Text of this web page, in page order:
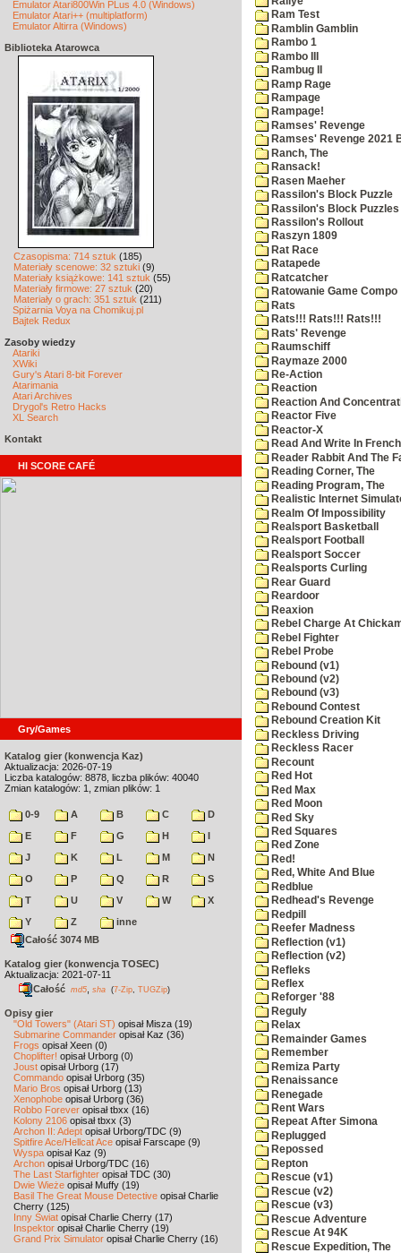
Emulator Atari800Win PLus 4.0 (Windows)
Emulator Atari++ (multiplatform)
Emulator Altirra (Windows)
Biblioteka Atarowca
Czasopisma: 714 sztuk (185)
Materiały scenowe: 32 sztuki (9)
Materiały książkowe: 141 sztuk (55)
Materiały firmowe: 27 sztuk (20)
Materiały o grach: 351 sztuk (211)
Spiżarnia Voya na Chomikuj.pl
Bajtek Redux
Zasoby wiedzy
Atariki
XWiki
Gury's Atari 8-bit Forever
Atarimania
Atari Archives
Drygol's Retro Hacks
XL Search
Kontakt
HI SCORE CAFÉ
Gry/Games
Katalog gier (konwencja Kaz)
Aktualizacja: 2026-07-19
Liczba katalogów: 8878, liczba plików: 40040
Zmian katalogów: 1, zmian plików: 1
0-9 A B C
D
E
F G H
I
J
K L M
N
O
P Q R
S
T
U V W
X
Y
Z
inne
Całość 3074 MB
Katalog gier (konwencja TOSEC)
Aktualizacja: 2021-07-11
Całość md5 sha (7-Zip TUGZip)
Opisy gier
"Old Towers" (Atari ST) opisał Misza (19)
Submarine Commander opisał Kaz (36)
Frogs opisał Xeen (0)
Choplifter! opisał Urborg (0)
Joust opisał Urborg (17)
Commando opisał Urborg (35)
Mario Bros opisał Urborg (13)
Xenophobe opisał Urborg (36)
Robbo Forever opisał tbxx (16)
Kolony 2106 opisał tbxx (3)
Archon II: Adept opisał Urborg/TDC (9)
Spitfire Ace/Hellcat Ace opisał Farscape (9)
Wyspa opisał Kaz (9)
Archon opisał Urborg/TDC (16)
The Last Starfighter opisał TDC (30)
Dwie Wieże opisał Muffy (19)
Basil The Great Mouse Detective opisał Charlie
Cherry (125)
Inny Świat opisał Charlie Cherry (17)
Inspektor opisał Charlie Cherry (19)
Grand Prix Simulator opisał Charlie Cherry (16)
Ram Test
Ramblin Gamblin
Rambo 1
Rambo III
Rambug II
Ramp Rage
Rampage
Rampage!
Ramses' Revenge
Ramses' Revenge 2021
Ranch, The
Ransack!
Rasen Maeher
Rassilon's Block Puzzle
Rassilon's Block Puzzles
Rassilon's Rollout
Raszyn 1809
Rat Race
Ratapede
Ratcatcher
Ratowanie Game Compo
Rats
Rats!!! Rats!!! Rats!!!
Rats' Revenge
Raumschiff
Raymaze 2000
Re-Action
Reaction
Reaction And
Reactor Five
Reactor-X
Read And Write In
Reader Rabbit And The
Reading Corner, The
Reading Program, The
Realistic Internet
Realm Of Impossibility
Realsport Basketball
Realsport Football
Realsport Soccer
Realsports Curling
Rear Guard
Reardoor
Reaxion
Rebel Charge At
Rebel Fighter
Rebel Probe
Rebound (v1)
Rebound (v2)
Rebound (v3)
Rebound Contest
Rebound Creation Kit
Reckless Driving
Reckless Racer
Recount
Red Hot
Red Max
Red Moon
Red Sky
Red Squares
Red Zone
Red!
Red, White And Blue
Redblue
Redhead's Revenge
Redpill
Reefer Madness
Reflection (v1)
Reflection (v2)
Refleks
Reflex
Reforger '88
Reguly
Relax
Remainder Games
Remember
Remiza Party
Renaissance
Renegade
Rent Wars
Repeat After Simona
Replugged
Repossed
Repton
Rescue (v1)
Rescue (v2)
Rescue (v3)
Rescue Adventure
Rescue At 94K
Rescue Expedition, The